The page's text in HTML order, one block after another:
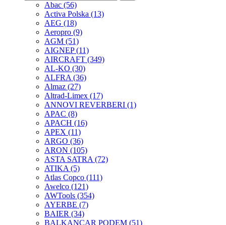
Abac (56)
Activa Polska (13)
AEG (18)
Aeropro (9)
AGM (51)
AIGNEP(11)
AIRCRAFT (349)
AL-KO (30)
ALFRA (36)
Almaz (27)
Altrad-Limex (17)
ANNOVI REVERBERI (1)
APAC (8)
APACH (16)
APEX (11)
ARGO (36)
ARON (105)
ASTA SATRA (72)
ATIKA (5)
Atlas Copco (111)
Awelco (121)
AWTools (354)
AYERBE (7)
BAIER (34)
BALKANCAR PODEM (51)